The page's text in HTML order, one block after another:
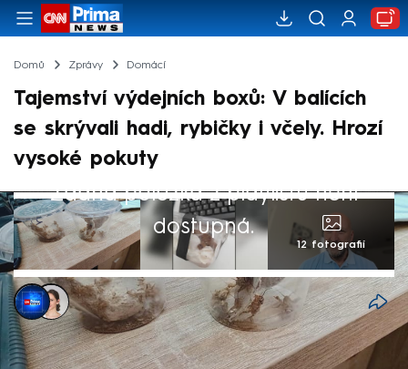
Domů Zprávy Domácí
Tajemství výdejních boxů: V balících
se skrývali hadi, rybičky i včely. Hrozí
vysoké pokuty
Žádná položka z playlistu není
dostupná.
12 fotografií
CNN Prima NEWS
Ivana Syrovátková
13. čvc 2025, 22:10
Obliba výdejních boxů roste. Zásilkové